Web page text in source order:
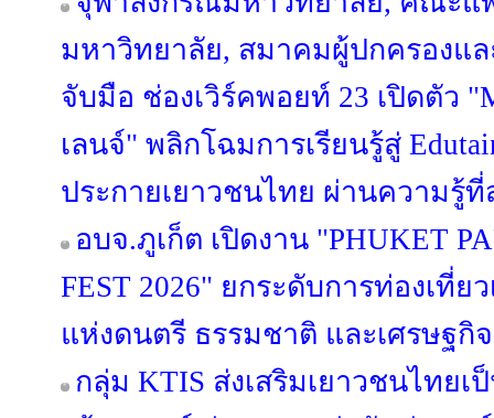
มหาวิทยาลัย, สมาคมผู้ปกครองแล
จับมือ ช่องเวิร์คพอยท์ 23 เปิดตัว
เลนจ์" พลิกโฉมการเรียนรู้สู่
ประกายเยาวชนไทย ผ่านความรู้ที่
อบจ.ภูเก็ต เปิดงาน "PHUKET
FEST 2026" ยกระดับการท่องเที่ย
แห่งดนตรี ธรรมชาติ และเศรษฐกิ
กลุ่ม KTIS ส่งเสริมเยาวชนไทย